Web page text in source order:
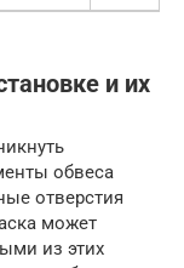
и их
обвеса
отверстия
может
из этих